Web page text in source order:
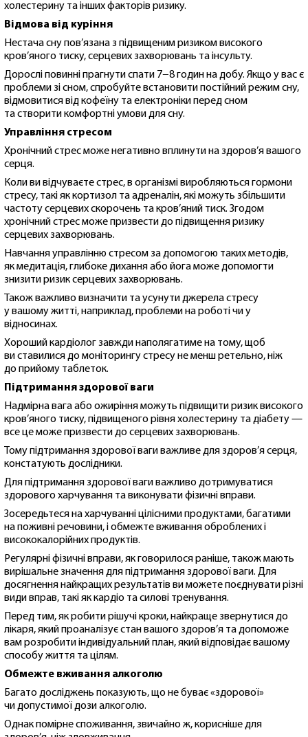
холестерину та інших факторів ризику.
Відмова від куріння
Нестача сну пов’язана з підвищеним ризиком високого
кров’яного тиску, серцевих захворювань та інсульту.
Дорослі повинні прагнути спати 7−8 годин на добу. Якщо у вас є
проблеми зі сном, спробуйте встановити постійний режим сну,
відмовитися від кофеїну та електроніки перед сном
та створити комфортні умови для сну.
Управління стресом
Хронічний стрес може негативно вплинути на здоров’я вашого
серця.
Коли ви відчуваєте стрес, в організмі виробляються гормони
стресу, такі як кортизол та адреналін, які можуть збільшити
частоту серцевих скорочень та кров’яний тиск. Згодом
хронічний стрес може призвести до підвищення ризику
серцевих захворювань.
Навчання управлінню стресом за допомогою таких методів,
як медитація, глибоке дихання або йога може допомогти
знизити ризик серцевих захворювань.
Також важливо визначити та усунути джерела стресу
у вашому житті, наприклад, проблеми на роботі чи у
відносинах.
Хороший кардіолог завжди наполягатиме на тому, щоб
ви ставилися до моніторингу стресу не менш ретельно, ніж
до прийому таблеток.
Підтримання здорової ваги
Надмірна вага або ожиріння можуть підвищити ризик високого
кров’яного тиску, підвищеного рівня холестерину та діабету —
все це може призвести до серцевих захворювань.
Тому підтримання здорової ваги важливе для здоров’я серця,
констатують дослідники.
Для підтримання здорової ваги важливо дотримуватися
здорового харчування та виконувати фізичні вправи.
Зосередьтеся на харчуванні цілісними продуктами, багатими
на поживні речовини, і обмежте вживання оброблених і
висококалорійних продуктів.
Регулярні фізичні вправи, як говорилося раніше, також мають
вирішальне значення для підтримання здорової ваги. Для
досягнення найкращих результатів ви можете поєднувати різні
види вправ, такі як кардіо та силові тренування.
Перед тим, як робити рішучі кроки, найкраще звернутися до
лікаря, який проаналізує стан вашого здоров’я та допоможе
вам розробити індивідуальний план, який відповідає вашому
способу життя та цілям.
Обмежте вживання алкоголю
Багато досліджень показують, що не буває «здорової»
чи допустимої дози алкоголю.
Однак помірне споживання, звичайно ж, корисніше для